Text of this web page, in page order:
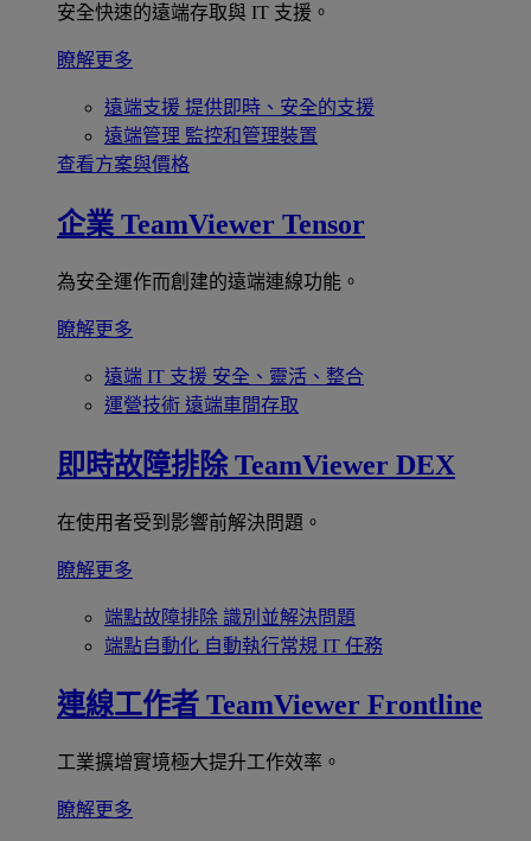
安全快速的遠端存取與 IT 支援。
瞭解更多
遠端支援 提供即時、安全的支援
遠端管理 監控和管理裝置
查看方案與價格
企業 TeamViewer Tensor
為安全運作而創建的遠端連線功能。
瞭解更多
遠端 IT 支援 安全、靈活、整合
運營技術 遠端車間存取
即時故障排除 TeamViewer DEX
在使用者受到影響前解決問題。
瞭解更多
端點故障排除 識別並解決問題
端點自動化 自動執行常規 IT 任務
連線工作者 TeamViewer Frontline
工業擴增實境極大提升工作效率。
瞭解更多